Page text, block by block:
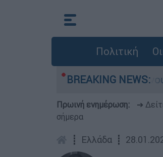
Πολιτική
BREAKING NEWS:
αυτοκίνητα παραμένουν
Πρωινή ενημέρωση: ➔
σήμερα
┋ Ελλάδα ┋